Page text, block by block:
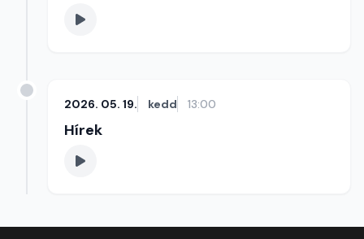
2026. 05. 19. kedd 13:00
Hírek